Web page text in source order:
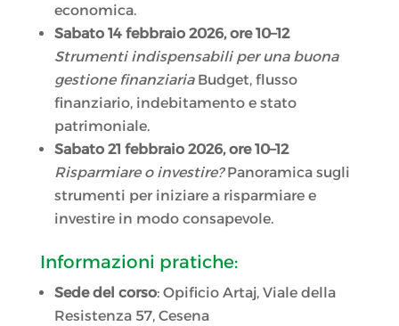
economica.
Sabato 14 febbraio 2026, ore 10–12
Strumenti indispensabili per una buona
gestione finanziariaBudget, flusso
finanziario, indebitamento e stato
patrimoniale.
Sabato 21 febbraio 2026, ore 10–12
Risparmiare o investire?Panoramica sugli
strumenti per iniziare a risparmiare e
investire in modo consapevole.
Informazioni pratiche:
Sede del corso: Opificio Artaj, Viale della
Resistenza 57, Cesena